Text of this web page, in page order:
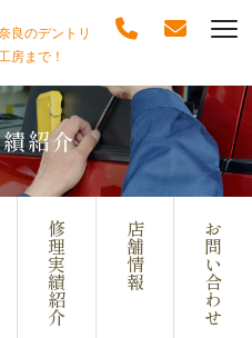
紹介
修
理
実
績
紹
介
店
舗
情
報
お
問
い
合
わ
せ